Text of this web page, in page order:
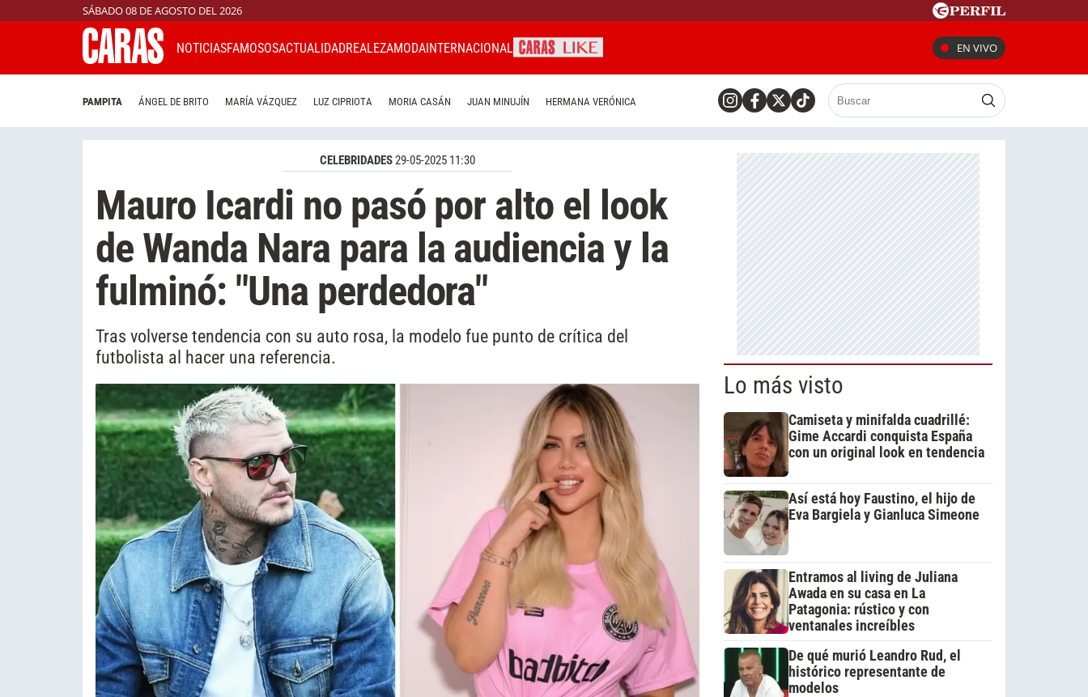
SÁBADO 08 DE AGOSTO DEL 2026
NOTICIASFAMOSOSACTUALIDADREALEZAMODAINTERNACIONAL EN VIVO
PAMPITA ÁNGEL DE BRITO MARÍA VÁZQUEZ LUZ CIPRIOTA MORIA CASÁN JUAN MINUJÍN HERMANA VERÓNICA
CELEBRIDADES29-05-2025 11:30
Mauro Icardi no pasó por alto el look
de Wanda Nara para la audiencia y la
fulminó: "Una perdedora"
Tras volverse tendencia con su auto rosa, la modelo fue punto de crítica del
futbolista al hacer una referencia.
Lo más visto
Camiseta y minifalda cuadrillé:
Gime Accardi conquista España
con un original look en tendencia
Así está hoy Faustino, el hijo de
Eva Bargiela y Gianluca Simeone
Entramos al living de Juliana
Awada en su casa en La
Patagonia: rústico y con
ventanales increíbles
De qué murió Leandro Rud, el
histórico representante de
modelos